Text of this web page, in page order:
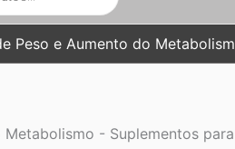
Peso e Aumento do
- Suplementos